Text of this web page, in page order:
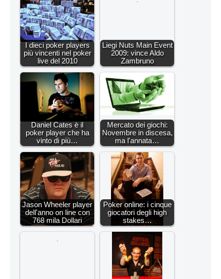
I dieci poker players
più vincenti nel poker
live del 2010
Liegi Nuts Main Event
2009: vince Aldo
Zambruno
Daniel Cates è il
poker player che ha
vinto di più…
Mercato dei giochi:
Novembre in discesa,
ma l'annata…
Jason Wheeler player
dell'anno on line con
768 mila Dollari
Poker online: i cinque
giocatori degli high
stakes…